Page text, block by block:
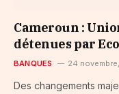
Cameroun :
détenues par
BANQUES 24
Des changements